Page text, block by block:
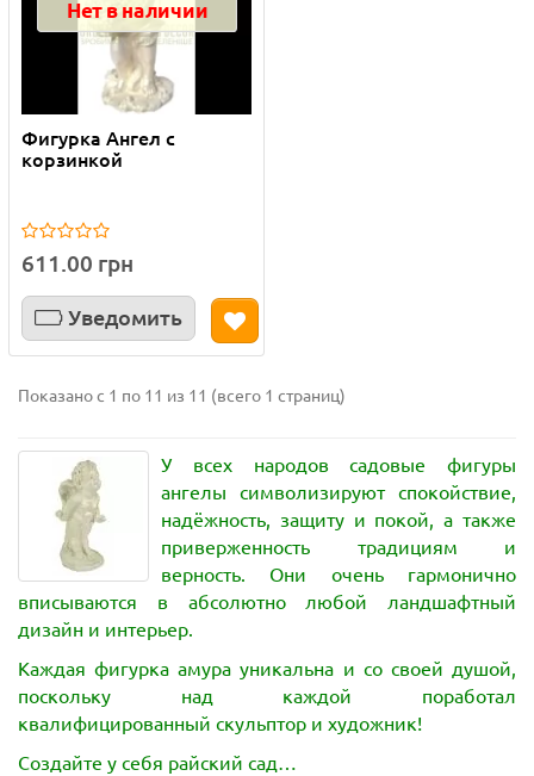
Нет в наличии
Фигурка Ангел с
корзинкой
611.00 грн
Уведомить
Показано с 1 по 11 из 11 (всего 1 страниц)
У всех народов садовые фигуры
ангелы символизируют спокойствие,
надёжность, защиту и покой, а также
приверженность традициям и
верность. Они очень гармонично
вписываются в абсолютно любой ландшафтный
дизайн и интерьер.
Каждая фигурка амура уникальна и со своей душой,
поскольку над каждой поработал
квалифицированный скульптор и художник!
Создайте у себя райский сад…